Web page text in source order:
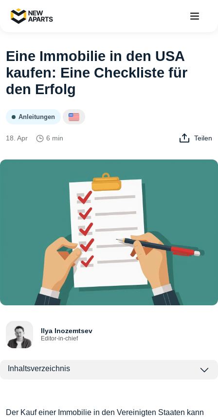
Eine Immobilie in den USA
kaufen: Eine Checkliste für
den Erfolg
Anleitungen
18. Apr 6 min Teilen
Ilya Inozemtsev
Editor-in-chief
Inhaltsverzeichnis
Der Kauf einer Immobilie in den Vereinigten Staaten kann